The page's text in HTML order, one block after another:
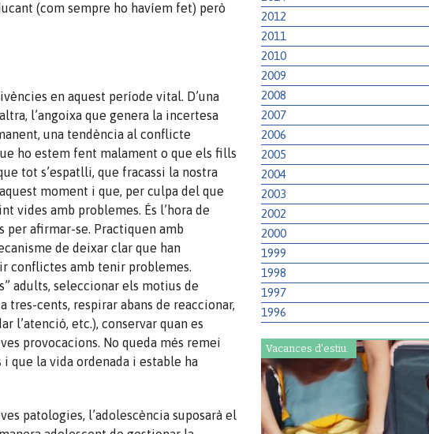
(com sempre ho havíem fet) però
en aquest període vital. D’una
l’angoixa que genera la incertesa
una tendència al conflicte
ho estem fent malament o que els fills
tot s’espatlli, que fracassi la nostra
moment i que, per culpa del que
vides amb problemes. És l’hora de
per afirmar-se. Practiquen amb
de deixar clar que han
conflictes amb tenir problemes.
adults, seleccionar els motius de
cents, respirar abans de reaccionar,
l’atenció, etc.), conservar quan es
provocacions. No queda més remei
que la vida ordenada i estable ha
patologies, l’adolescència suposarà el
2012
2011
2010
2009
2008
2007
2006
2005
2004
2003
2002
2000
1999
1998
1997
1996
Vacances d'estiu.